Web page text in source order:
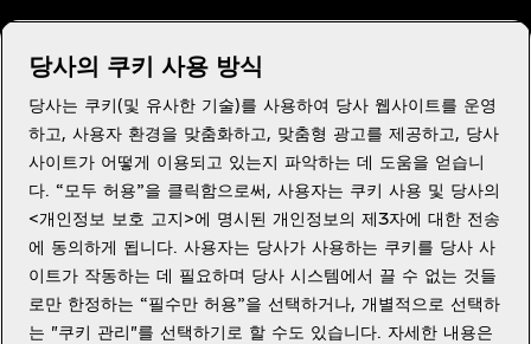
도움이 필요하세요?
법적고지
당사의 쿠키 사용 방식
당사는 쿠키(및 유사한 기술)를 사용하여 당사 웹사이트를 운영
하고, 사용자 환경을 맞춤화하고, 맞춤형 광고를 제공하고, 당사
사이트가 어떻게 이용되고 있는지 파악하는 데 도움을 얻습니
다. “모두 허용”을 클릭함으로써, 사용자는 쿠키 사용 및 당사의
<개인정보 보호 고지>에 명시된 개인정보의 제3자에 대한 전송
에 동의하게 됩니다. 사용자는 당사가 사용하는 쿠키를 당사 사
이트가 작동하는 데 필요하며 당사 시스템에서 끌 수 없는 것들
로만 한정하는 “필수만 허용”을 선택하거나, 개별적으로 선택하
는 "쿠키 관리"를 선택하기로 할 수도 있습니다. 자세한 내용은